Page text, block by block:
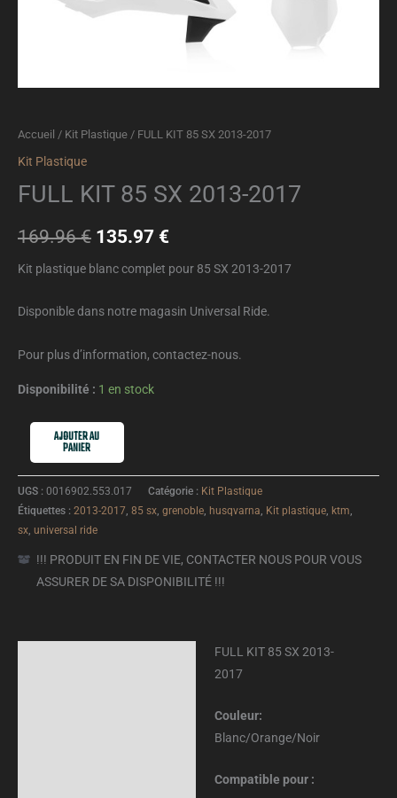
Accueil / Kit Plastique / FULL KIT 85 SX 2013-2017
Kit Plastique
FULL KIT 85 SX 2013-2017
169.96€ 135.97 €
Kit plastique blanc complet pour 85 SX 2013-2017
Disponible dans notre magasin Universal Ride.
Pour plus d’information, contactez-nous.
Disponibilité : 1 en stock
AJOUTER AU
PANIER
UGS : 0016902.553.017 Catégorie : Kit Plastique
Étiquettes : 2013-2017 85 sx grenoble husqvarna Kit plastique ktm
sx universal ride
!!! PRODUIT EN FIN DE VIE, CONTACTER NOUS POUR VOUS
ASSURER DE SA DISPONIBILITÉ !!!
FULL KIT 85 SX 2013-
2017
Couleur:
Blanc/Orange/Noir
Compatible pour :